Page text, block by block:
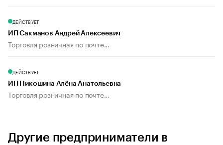
ДЕЙСТВУЕТ
ИП Сакманов Андрей Алексеевич
Торговля розничная по почте...
ДЕЙСТВУЕТ
ИП Никошина Алёна Анатольевна
Торговля розничная по почте...
Другие предприниматели в